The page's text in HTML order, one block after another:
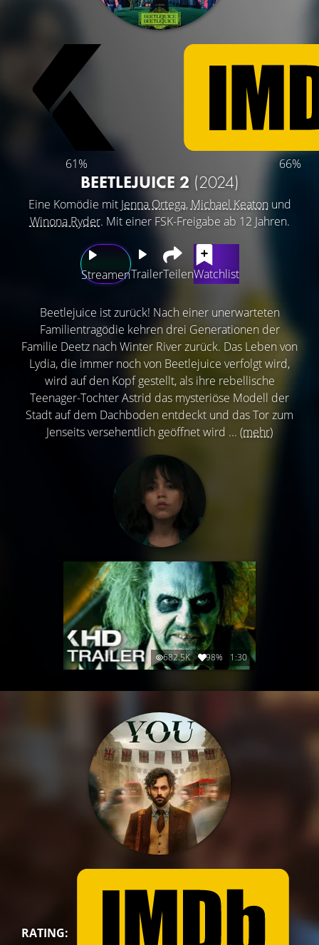
61% 66%
BEETLEJUICE 2 (2024)
Eine Komödie mit Jenna Ortega, Michael Keatonund
Winona Ryder. Mit einer FSK-Freigabe ab 12 Jahren.
StreamenTrailerTeilenWatchlist
Beetlejuice ist zurück! Nach einer unerwarteten
Familientragödie kehren drei Generationen der
Familie Deetz nach Winter River zurück. Das Leben von
Lydia, die immer noch von Beetlejuice verfolgt wird,
wird auf den Kopf gestellt, als ihre rebellische
Teenager-Tochter Astrid das mysteriöse Modell der
Stadt auf dem Dachboden entdeckt und das Tor zum
Jenseits versehentlich geöffnet wird ... (mehr)
682.5K 98% 1:30
RATING: